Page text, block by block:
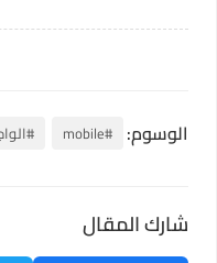
الوسوم: #mobile #الواجهة
شارك المقال